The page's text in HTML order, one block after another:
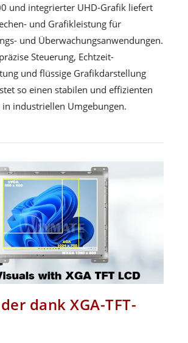
und integrierter UHD-Grafik liefert
und Grafikleistung für
und Überwachungsanwendungen.
Steuerung, Echtzeit-
und flüssige Grafikdarstellung
so einen stabilen und effizienten
industriellen Umgebungen.
dank XGA-TFT-